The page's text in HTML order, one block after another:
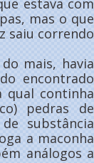
estava com
mas o que
saiu correndo
mais, havia
encontrado
qual continha
pedras de
substância
a maconha
análogos a